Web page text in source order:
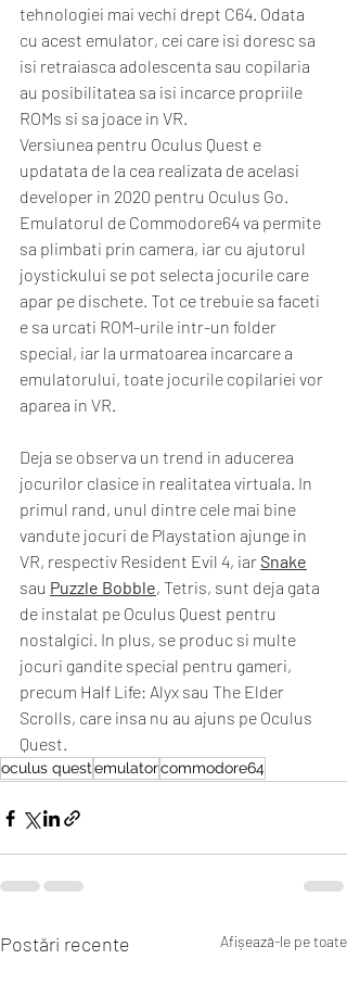
tehnologiei mai vechi drept C64. Odata
cu acest emulator, cei care isi doresc sa
isi retraiasca adolescenta sau copilaria
au posibilitatea sa isi incarce propriile
ROMs si sa joace in VR.
Versiunea pentru Oculus Quest e
updatata de la cea realizata de acelasi
developer in 2020 pentru Oculus Go.
Emulatorul de Commodore64 va permite
sa plimbati prin camera, iar cu ajutorul
joystickului se pot selecta jocurile care
apar pe dischete. Tot ce trebuie sa faceti
e sa urcati ROM-urile intr-un folder
special, iar la urmatoarea incarcare a
emulatorului, toate jocurile copilariei vor
aparea in VR.
Deja se observa un trend in aducerea
jocurilor clasice in realitatea virtuala. In
primul rand, unul dintre cele mai bine
vandute jocuri de Playstation ajunge in
VR, respectiv Resident Evil 4, iar Snake
sau Puzzle Bobble, Tetris, sunt deja gata
de instalat pe Oculus Quest pentru
nostalgici. In plus, se produc si multe
jocuri gandite special pentru gameri,
precum Half Life: Alyx sau The Elder
Scrolls, care insa nu au ajuns pe Oculus
Quest.
oculus questemulatorcommodore64
Postări recente Afișează-le pe toate